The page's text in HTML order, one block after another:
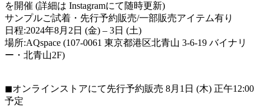
を開催 (詳細は Instagramにて随時更新)
サンプルご試着・先行予約販売/一部販売アイテム有り
日程:2024年8月2日 (金) – 3日 (土)
場所:AQspace (107-0061 東京都港区北青山 3-6-19 バイナリ
ー・北青山2F)
◼︎オンラインストアにて先行予約販売 8月1日 (木) 正午12:00
予定